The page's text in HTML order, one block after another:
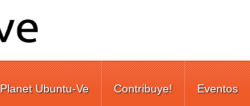
Planet Ubuntu-Ve Contribuye! Eventos